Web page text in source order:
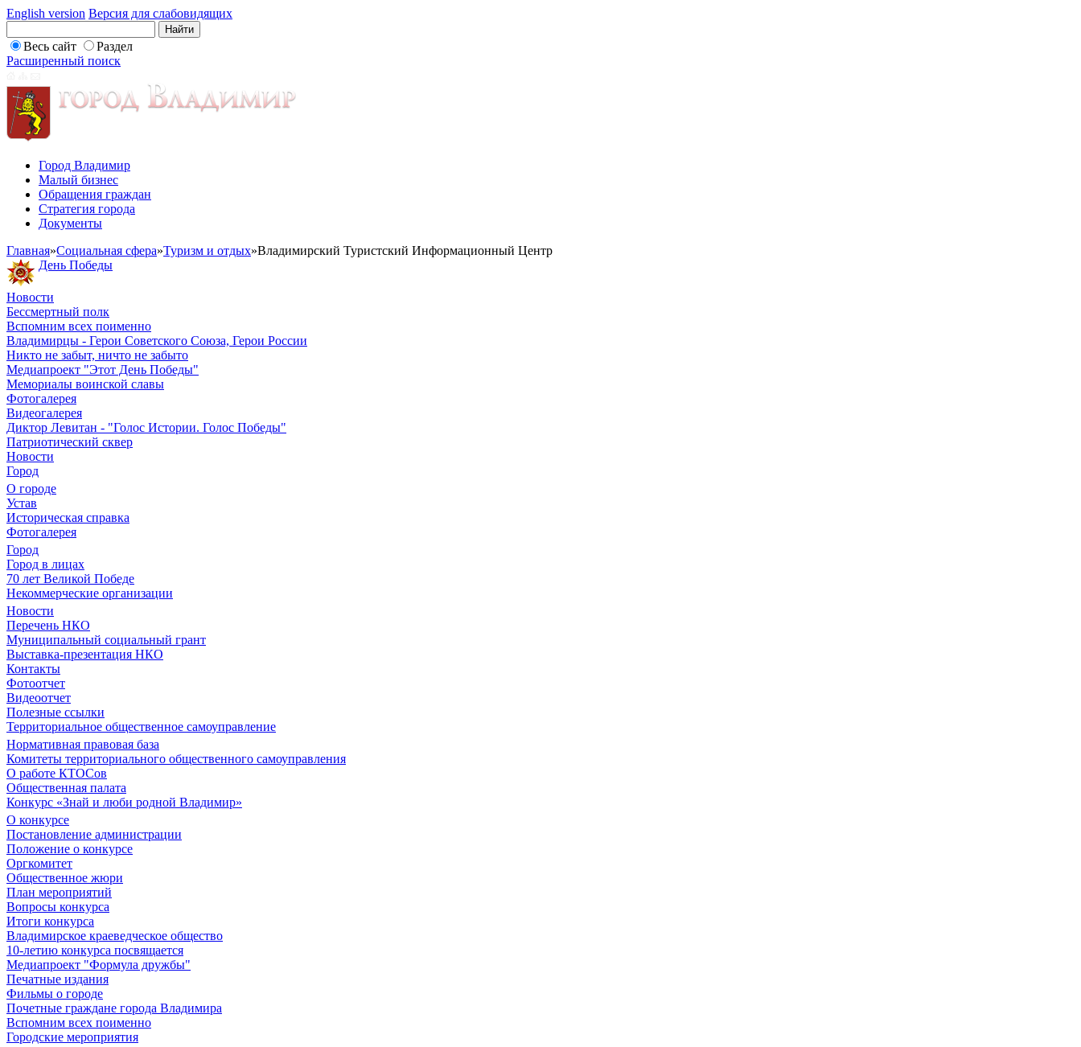
English version Версия для слабовидящих
Весь сайт
Раздел
Расширенный поиск
Город Владимир
Малый бизнес
Обращения граждан
Стратегия города
Документы
Главная»Социальная сфера»Туризм и отдых»Владимирский Туристский Информационный Центр
День Победы
Новости
Бессмертный полк
Вспомним всех поименно
Владимирцы - Герои Советского Союза, Герои России
Никто не забыт, ничто не забыто
Медиапроект "Этот День Победы"
Мемориалы воинской славы
Фотогалерея
Видеогалерея
Диктор Левитан - "Голос Истории. Голос Победы"
Патриотический сквер
Новости
Город
О городе
Устав
Историческая справка
Фотогалерея
Город
Город в лицах
70 лет Великой Победе
Некоммерческие организации
Новости
Перечень НКО
Муниципальный социальный грант
Выставка-презентация НКО
Контакты
Фотоотчет
Видеоотчет
Полезные ссылки
Территориальное общественное самоуправление
Нормативная правовая база
Комитеты территориального общественного самоуправления
О работе КТОСов
Общественная палата
Конкурс «Знай и люби родной Владимир»
О конкурсе
Постановление администрации
Положение о конкурсе
Оргкомитет
Общественное жюри
План мероприятий
Вопросы конкурса
Итоги конкурса
Владимирское краеведческое общество
10-летию конкурса посвящается
Медиапроект "Формула дружбы"
Печатные издания
Фильмы о городе
Почетные граждане города Владимира
Вспомним всех поименно
Городские мероприятия